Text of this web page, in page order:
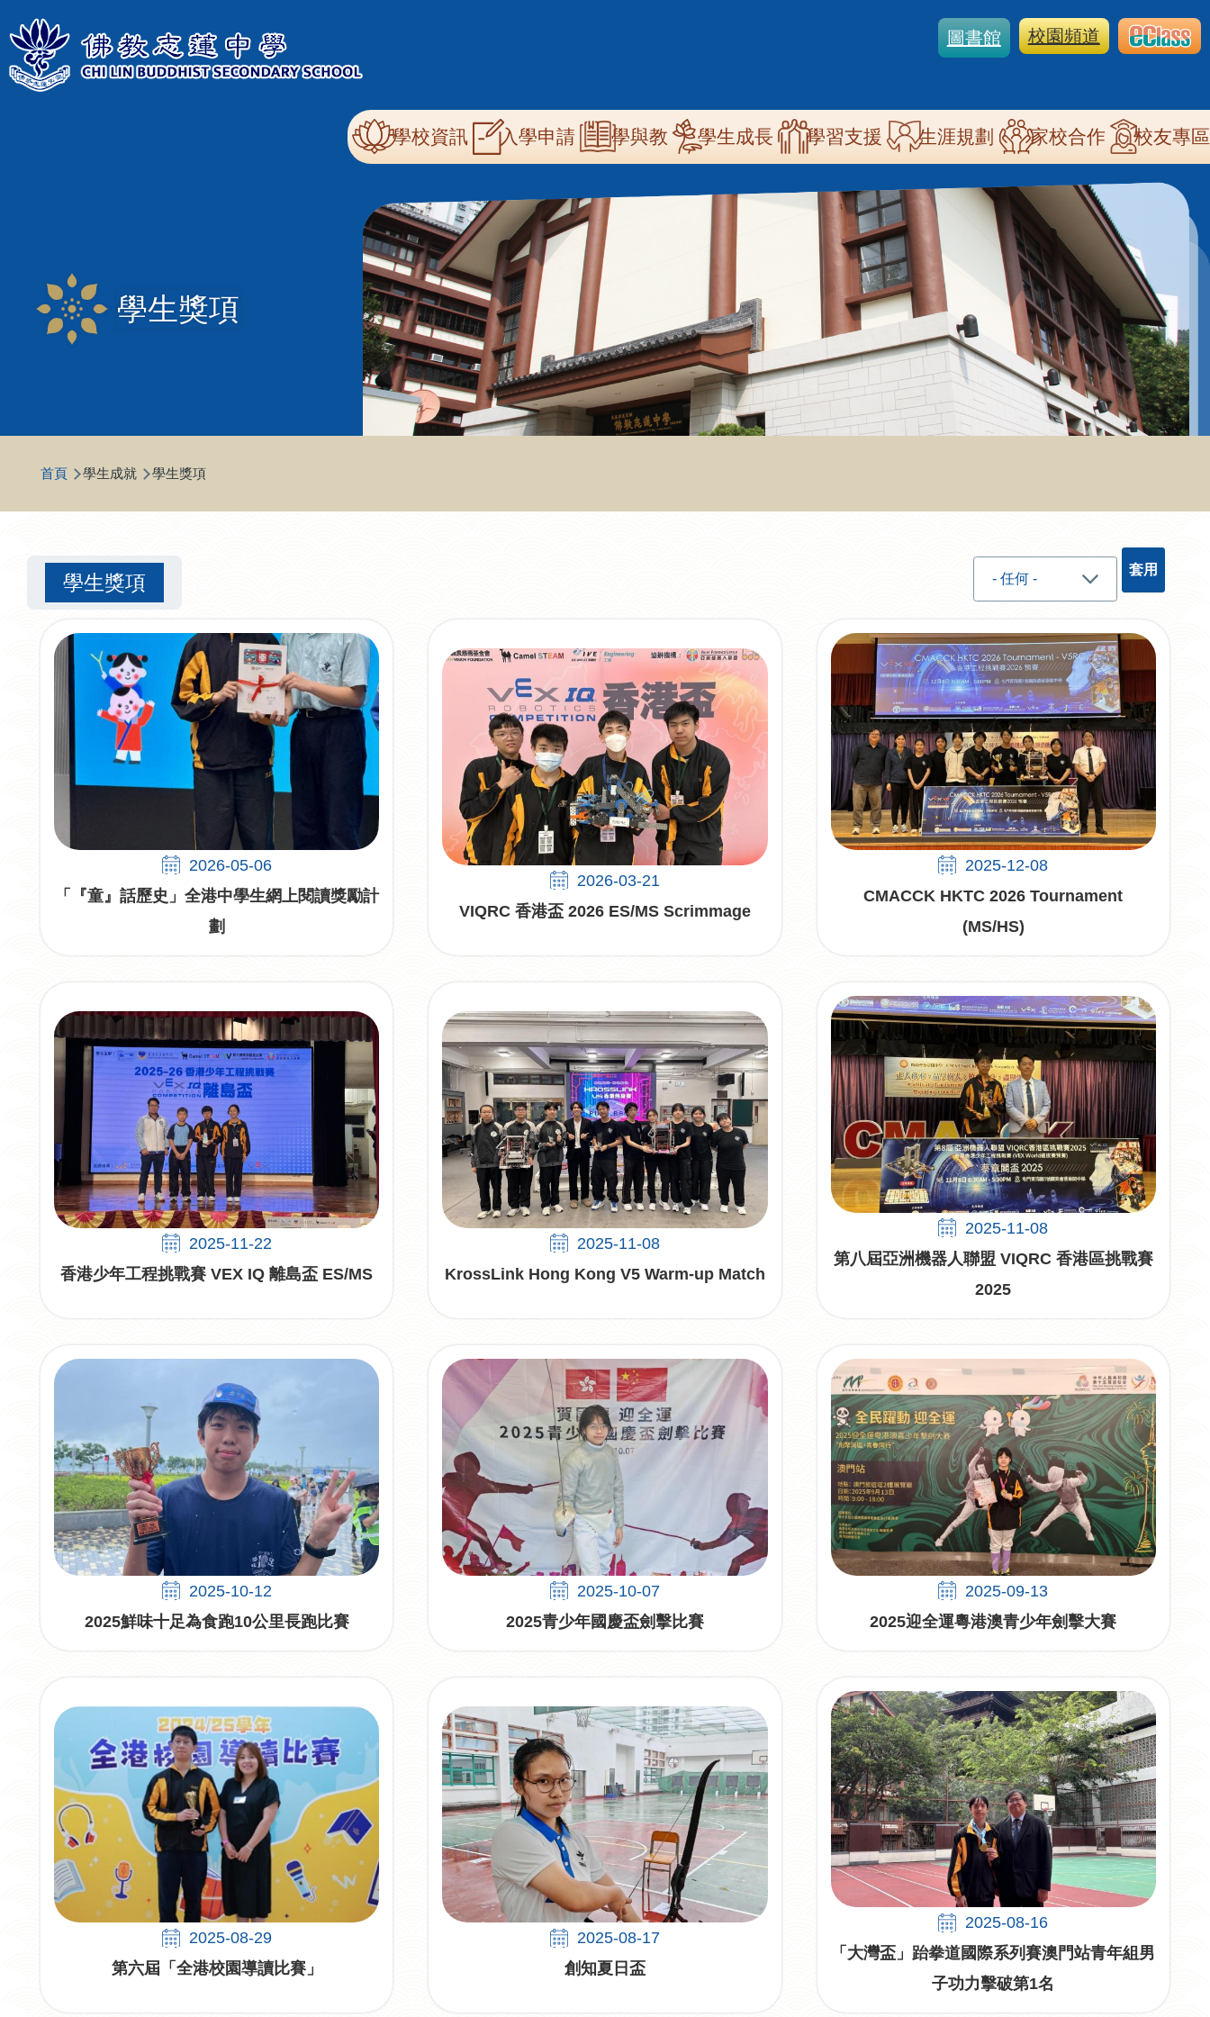
移至主內容
圖書館 校園頻道
Main
navigation
學校資訊 入學申請 學與教 學生成長 學習支援 生涯規劃 家校合作 校友專區
學生獎項
航
連
結
首頁 學生成就 學生獎項
學生獎項
2026-05-06
「『童』話歷史」全港中學生網上閱讀獎勵計
劃
2026-03-21
VIQRC 香港盃 2026 ES/MS Scrimmage
2025-12-08
CMACCK HKTC 2026 Tournament
(MS/HS)​
2025-11-22
香港少年工程挑戰賽 VEX IQ 離島盃​ ES/MS
2025-11-08
KrossLink Hong Kong V5 Warm-up Match
2025-11-08
第八屆亞洲機器人聯盟 VIQRC 香港區挑戰賽
2025
2025-10-12
2025鮮味十足為食跑10公里長跑比賽
2025-10-07
2025青少年國慶盃劍擊比賽
2025-09-13
2025迎全運粵港澳青少年劍擊大賽
2025-08-29
第六屆「全港校園導讀比賽」
2025-08-17
創知夏日盃
2025-08-16
「大灣盃」跆拳道國際系列賽澳門站青年組男
子功力擊破第1名